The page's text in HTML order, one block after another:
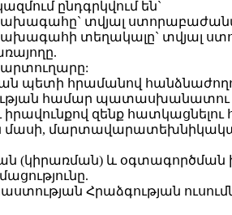
ընդգրկվում են`
տվյալ
տեղակալը` տվյալ
պետի հրամանով
համար պատասխանատու
իրավունքով զենք
մասի,
(կիրառման) և
Հրաձգության